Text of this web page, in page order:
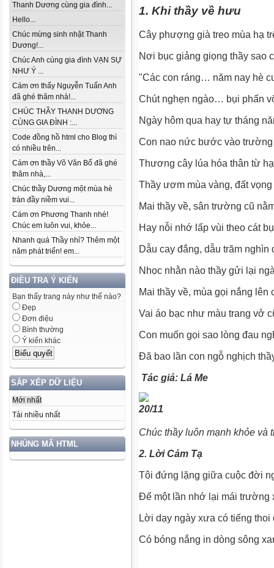
Thanh Dương cùng gia đình...
Hello...
Chúc mừng sinh nhật Thanh
Dương!...
Chúc Anh cùng gia đình VẠN SỰ
NHƯ Ý ...
Cám ơn thấy Nguyễn Tuấn Anh
đã ghé thăm nhà!...
CHÚC THẦY THANH DƯƠNG
CÙNG GIA ĐÌNH :...
Code đồng hồ html cho Blog thì
có nhiều trên...
Cám ơn thầy Võ Văn Bổ đã ghé
thăm nhà,...
Chúc thầy Dương một mùa hè
tràn đầy niềm vui...
Cám ơn Phương Thanh nhé!
Chúc em luôn vui, khỏe...
Nhanh quá Thầy nhỉ? Thêm một
năm phát triển! em...
ĐIỀU TRA Ý KIẾN
Bạn thấy trang này như thế nào?
Đẹp
Đơn điệu
Bình thường
Ý kiến khác
SẮP XẾP DỮ LIỆU
Mới nhất
Tải nhiều nhất
NHÚNG MÃ HTML
1. Khi thầy về hưu
Cây phượng già treo mùa hạ
Nơi bục giảng giọng thầy sao
"Các con ráng… năm nay hè
Chút nghẹn ngào… bụi phấn
Ngày hôm qua hay tự tháng
Con nao nức bước vào trường
Thương cây lúa hóa thân từ
Thầy ươm mùa vàng, đất
Mai thầy về, sân trường cũ
Hay nỗi nhớ lấp vùi theo cát
Dẫu cay đắng, dẫu trăm nghìn
Nhọc nhằn nào thầy gửi lại
Mai thầy về, mùa gọi nắng lên
Vai áo bạc như màu trang vở
Con muốn gọi sao lòng đau
Đã bao lần con ngỗ nghịch
Tác giả: Lá Me
Chúc thầy luôn mạnh khỏe và
2. Lời Cảm Tạ
Tôi đứng lặng giữa cuộc đời
Để một lần nhớ lại mái trường
Lời dạy ngày xưa có tiếng thoi
Có bóng nắng in dòng sông